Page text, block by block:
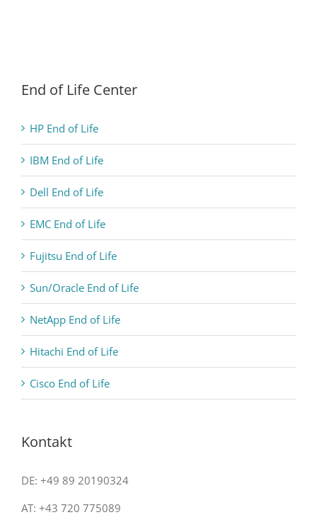
End of Life Center
HP End of Life
IBM End of Life
Dell End of Life
EMC End of Life
Fujitsu End of Life
Sun/Oracle End of Life
NetApp End of Life
Hitachi End of Life
Cisco End of Life
Kontakt
DE: +49 89 20190324
AT: +43 720 775089